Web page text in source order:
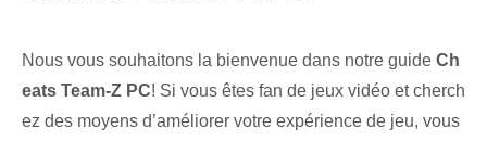
Nous vous souhaitons la bienvenue dans notre guide Ch
eats Team-Z PC! Si vous êtes fan de jeux vidéo et cherch
ez des moyens d’améliorer votre expérience de jeu, vous